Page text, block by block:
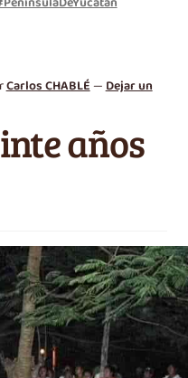
Carlos CHABLÉ—Dejar un
años